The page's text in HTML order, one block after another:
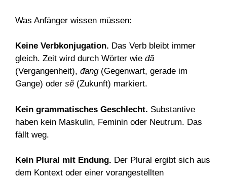
Was Anfänger wissen müssen:
Keine Verbkonjugation. Das Verb bleibt immer
gleich. Zeit wird durch Wörter wie đã
(Vergangenheit), đang(Gegenwart, gerade im
Gange) oder sẽ (Zukunft) markiert.
Kein grammatisches Geschlecht. Substantive
haben kein Maskulin, Feminin oder Neutrum. Das
fällt weg.
Kein Plural mit Endung. Der Plural ergibt sich aus
dem Kontext oder einer vorangestellten